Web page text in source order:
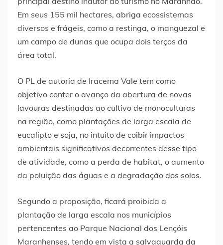
Em seus 155 mil hectares, abriga ecossistemas
diversos e frágeis, como a restinga, o manguezal e
um campo de dunas que ocupa dois terços da
área total.
O PL de autoria de Iracema Vale tem como
objetivo conter o avanço da abertura de novas
lavouras destinadas ao cultivo de monoculturas
na região, como plantações de larga escala de
eucalipto e soja, no intuito de coibir impactos
ambientais significativos decorrentes desse tipo
de atividade, como a perda de habitat, o aumento
da poluição das águas e a degradação dos solos.
Segundo a proposição, ficará proibida a
plantação de larga escala nos municípios
pertencentes ao Parque Nacional dos Lençóis
Maranhenses, tendo em vista a salvaguarda da